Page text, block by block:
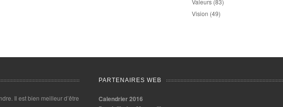
Valeurs (83)
Vision (49)
Il est bien meilleur d’être
PARTENAIRES WEB
Calendrier 2016